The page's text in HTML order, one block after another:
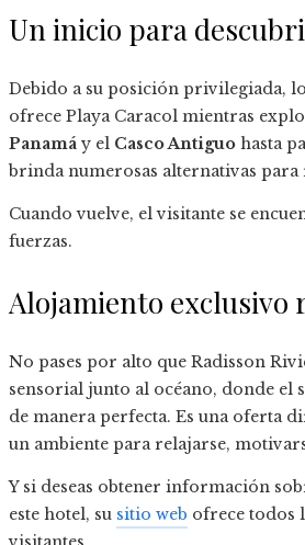
Un inicio para
Debido a su posición privilegiada,
ofrece Playa Caracol mientras
Panamá y el Casco Antiguo hasta
brinda numerosas alternativas
Cuando vuelve, el visitante se
fuerzas.
Alojamiento exclusivo
No pases por alto que Radisson
sensorial junto al océano, donde el
de manera perfecta. Es una oferta
un ambiente para relajarse,
Y si deseas obtener información
este hotel, su sitio web ofrece todos